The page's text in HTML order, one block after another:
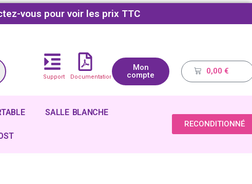
vous pour voir les prix TTC
Support Documentations
Mon
compte
0,00 €
SALLE BLANCHE
RECONDITIONNÉ